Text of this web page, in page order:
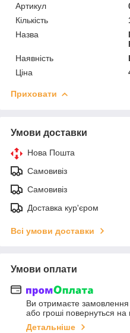
Артикул
Кількість
Назва
Наявність
Ціна
Приховати
Умови доставки
Нова Пошта
Самовивіз
Самовивіз
Доставка кур'єром
Всі умови доставки
Умови оплати
Ви отримаєте замовлення
або гроші повернуться на
Детальніше